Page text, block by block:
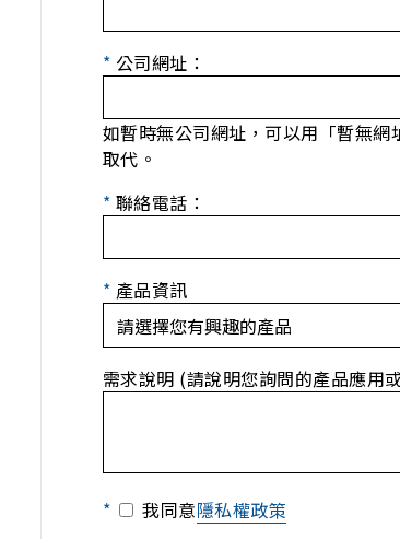
* 公司網址：
如暫時無公司網址，可以用「暫無
取代。
* 聯絡電話：
* 產品資訊
需求說明 (請說明您詢問的產品應用
* 我同意隱私權政策